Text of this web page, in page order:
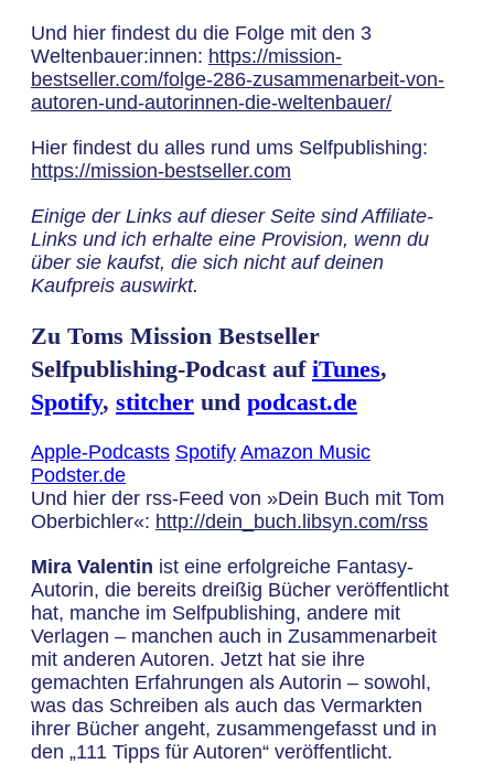
Und hier findest du die Folge mit den 3
Weltenbauer:innen: https://mission-
bestseller.com/folge-286-zusammenarbeit-von-
autoren-und-autorinnen-die-weltenbauer/
Hier findest du alles rund ums Selfpublishing:
https://mission-bestseller.com
Einige der Links auf dieser Seite sind Affiliate-
Links und ich erhalte eine Provision, wenn du
über sie kaufst, die sich nicht auf deinen
Kaufpreis auswirkt.
Zu Toms Mission Bestseller
Selfpublishing-Podcast auf iTunes,
Spotify, stitcher und podcast.de
Apple-Podcasts Spotify Amazon Music
Podster.de
Und hier der rss-Feed von »Dein Buch mit Tom
Oberbichler«: http://dein_buch.libsyn.com/rss
Mira Valentin ist eine erfolgreiche Fantasy-
Autorin, die bereits dreißig Bücher veröffentlicht
hat, manche im Selfpublishing, andere mit
Verlagen – manchen auch in Zusammenarbeit
mit anderen Autoren. Jetzt hat sie ihre
gemachten Erfahrungen als Autorin – sowohl,
was das Schreiben als auch das Vermarkten
ihrer Bücher angeht, zusammengefasst und in
den „111 Tipps für Autoren“ veröffentlicht.